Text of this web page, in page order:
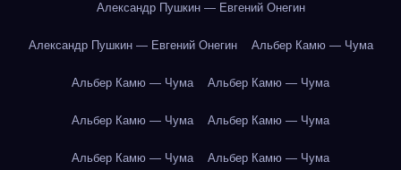
Александр Пушкин — Евгений Онегин
Александр Пушкин — Евгений Онегин Альбер Камю — Чума
Альбер Камю — Чума Альбер Камю — Чума
Альбер Камю — Чума Альбер Камю — Чума
Альбер Камю — Чума Альбер Камю — Чума